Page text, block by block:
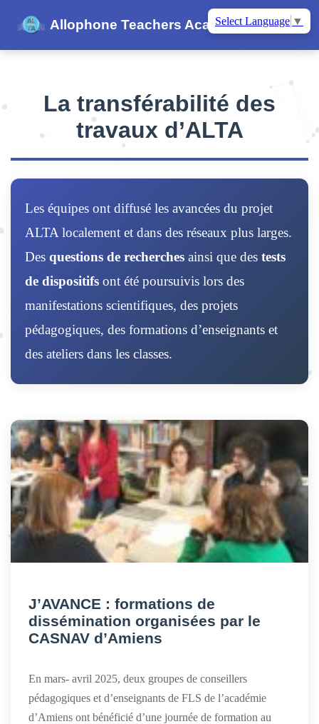
Select Language ▼
Allophone Teachers Academy
La transférabilité des
travaux d’ALTA
Les équipes ont diffusé les avancées du projet
ALTA localement et dans des réseaux plus larges.
Des questions de recherches ainsi que des tests
de dispositifs ont été poursuivis lors des
manifestations scientifiques, des projets
pédagogiques, des formations d’enseignants et
des ateliers dans les classes.
J’AVANCE : formations de
dissémination organisées par le
CASNAV d’Amiens
En mars- avril 2025, deux groupes de conseillers
pédagogiques et d’enseignants de FLS de l’académie
d’Amiens ont bénéficié d’une journée de formation au